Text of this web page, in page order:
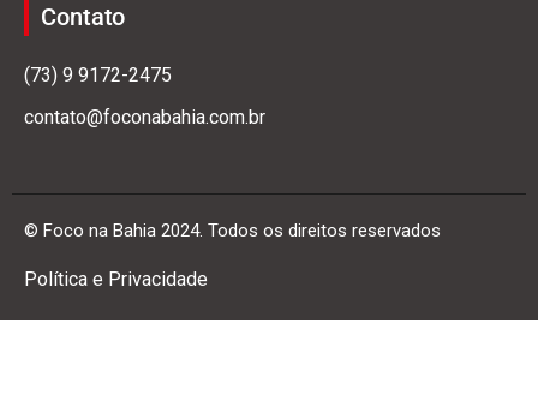
Contato
(73) 9 9172-2475
contato@foconabahia.com.br
© Foco na Bahia 2024. Todos os direitos reservados
Política e Privacidade